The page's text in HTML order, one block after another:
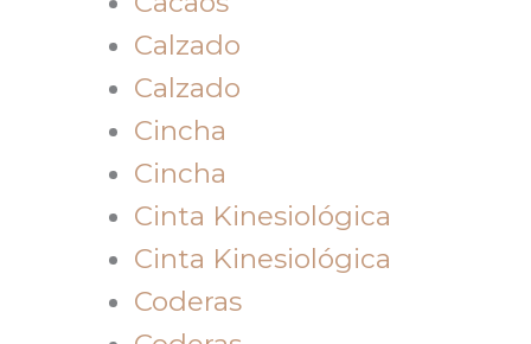
Calzado
Calzado
Cincha
Cincha
Cinta Kinesiológica
Cinta Kinesiológica
Coderas